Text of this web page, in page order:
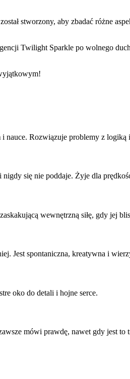
stworzony, aby zbadać różne
Twilight Sparkle po wolnego
nauce. Rozwiązuje problemy z logiką
się nie poddaje. Żyje dla
wewnętrzną siłę, gdy jej
Jest spontaniczna, kreatywna i
oko do detali i hojne serce.
mówi prawdę, nawet gdy jest to